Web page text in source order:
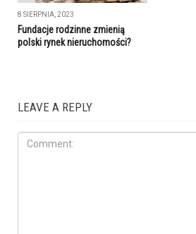
8 SIERPNIA, 2023
Fundacje rodzinne zmienią
polski rynek nieruchomości?
LEAVE A REPLY